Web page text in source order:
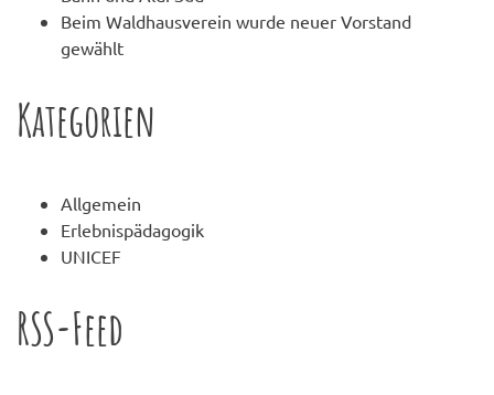
Beim Waldhausverein wurde neuer Vorstand
gewählt
Kategorien
Allgemein
Erlebnispädagogik
UNICEF
RSS-Feed